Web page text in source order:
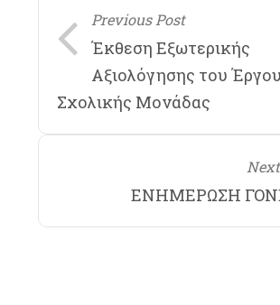
Previous Post
Έκθεση Εξωτερικής
Αξιολόγησης του
Σχολικής Μονάδας
ΕΝΗΜΕΡΩΣΗ